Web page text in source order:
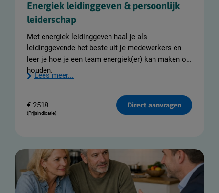
Energiek leidinggeven & persoonlijk
leiderschap
Met energiek leidinggeven haal je als
leidinggevende het beste uit je medewerkers en
leer je hoe je een team energiek(er) kan maken of
houden.
Lees meer...
€ 2518
(Prijsindicatie)
Direct aanvragen